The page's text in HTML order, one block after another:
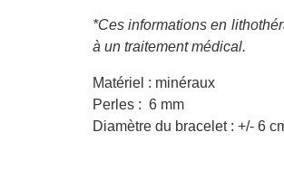
*Ces informations en
à un traitement médical.
Matériel : minéraux
Perles : 6 mm
Diamètre du bracelet : +/- 6